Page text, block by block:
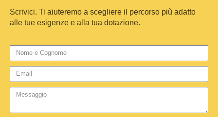
Scrivici. Ti aiuteremo a scegliere il percorso più adatto
alle tue esigenze e alla tua dotazione.